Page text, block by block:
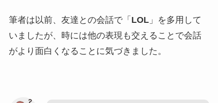
筆者は以前、友達との会話で「 LOL」を多用して
いましたが、時には他の表現も交えることで会話
がより面白くなることに気づきました。